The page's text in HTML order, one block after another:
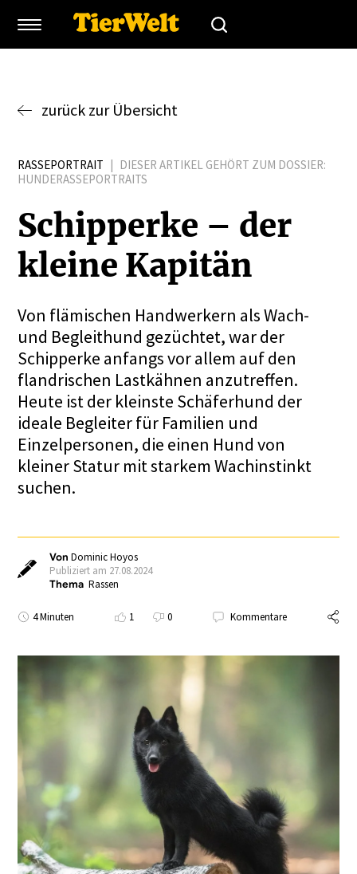
zurück zur Übersicht
RASSEPORTRAIT | DIESER ARTIKEL GEHÖRT ZUM DOSSIER:
HUNDERASSEPORTRAITS
Schip­perke – der
kleine Kapitän
Von flämischen Handwerkern als Wach-
und Begleithund gezüchtet, war der
Schipperke anfangs vor allem auf den
flandrischen Lastkähnen anzutreffen.
Heute ist der kleinste Schäferhund der
ideale Begleiter für Familien und
Einzelpersonen, die einen Hund von
kleiner Statur mit starkem Wachinstinkt
suchen.
VonDominic Hoyos
Publiziert am 27.08.2024
Thema Rassen
4 Minuten 1 0 Kommentare